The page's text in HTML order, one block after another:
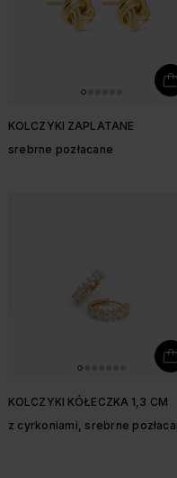
KOLCZYKI ZAPLATANE
srebrne pozłacane
KOLCZYKI KÓŁECZKA 1,3 CM
z cyrkoniami, srebrne